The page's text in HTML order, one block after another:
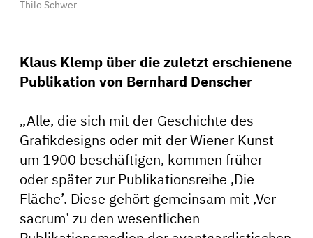
Thilo Schwer
Klaus Klemp über die zuletzt erschienene
Publikation von Bernhard Denscher
„Alle, die sich mit der Geschichte des
Grafikdesigns oder mit der Wiener Kunst
um 1900 beschäftigen, kommen früher
oder später zur Publikationsreihe ‚Die
Fläche’. Diese gehört gemeinsam mit ‚Ver
sacrum’ zu den wesentlichen